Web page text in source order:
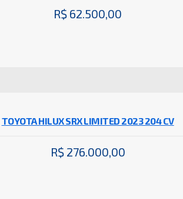
R$ 62.500,00
TOYOTA HILUX SRX LIMITED 2023 204 CV
R$ 276.000,00